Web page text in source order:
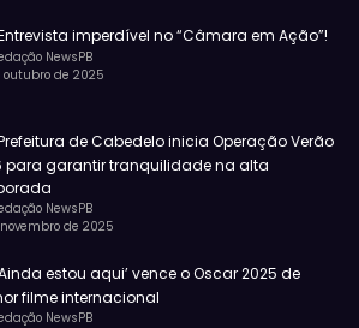
imperdível no “Câmara em Ação”!
NewsPB
outubro de 2025
de Cabedelo inicia Operação Verão
para garantir tranquilidade na alta
NewsPB
novembro de 2025
estou aqui’ vence o Oscar 2025 de
filme internacional
NewsPB